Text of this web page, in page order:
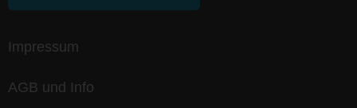
Impressum
AGB und Info